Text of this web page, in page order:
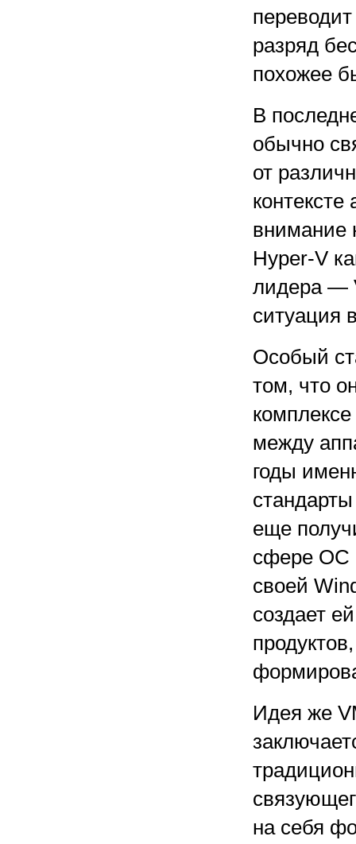
разряд
похожее
В
обычно
от
внимание
Hyper-V
лидера —
ситуация
Особый
том, что
между
годы
еще
сфере ОС
своей
создает
Идея же
на себя